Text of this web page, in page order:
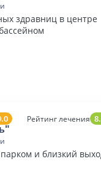
здравниц в центре
Рейтинг лечения
и близкий